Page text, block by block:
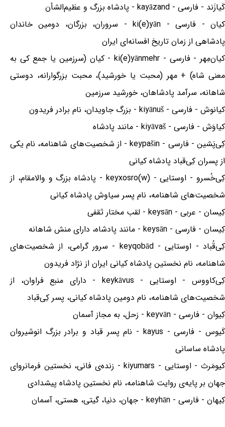
کَیازَند - فارسی - kayāzand - پادشاه بزرگ و عظیم‌الشأن
کیان - فارسی - ki(e)yān - سروران، بزرگان، دومین خاندان
پادشاهی از زمان تاریخ افسانه‌ای ایران
کیان‌مِهر - فارسی - ki(e)yānmehr - کیان (سرزمین یا جمع کی به
معنی شاه) + مهر (محبت یا خورشید)، محبت بزرگوارانه، دوستی
شاهانه، سرآمد پادشاهان، خورشید سرزمین
کیانوش - فارسی - kiyānuš - بزرگ جاویدان، نام برادر فریدون
کیاوَش - فارسی - kiyāvaš - مانند پادشاه
کِی‌پَشین - فارسی - keypašin - از شخصیت‌های شاهنامه، نام یکی
از پسران کِی‌قباد پادشاه کیانی
کِی‌خُسرو - اوستایی - keyxosro(w) - پادشاه بزرگ و والامقام، از
شخصیت‌های شاهنامه، نام پسر سیاوش پادشاه کیانی
کِیسان - عربی - keysān - لقب مختار ثقفی
کِیسان - فارسی - keysān - مانند پادشاه، دارای منش شاهانه
کِی‌قُباد - اوستایی - keyqobād - سرور گرامی، از شخصیت‌های
شاهنامه، نام نخستین پادشاه کیانی ایران از نژاد فریدون
کِی‌کاووس - اوستایی - keykāvus - دارای منبع فراوان، از
شخصیت‌های شاهنامه، نام دومین پادشاه کیانی، پسر کِی‌قباد
کِیوان - فارسی - keyvān - زحل، به مجاز آسمان
کَیوس - فارسی - kayus - نام پسر قباد و برادر بزرگ انوشیروان
پادشاه ساسانی
کیومَرث - اوستایی - kiyumars - زنده‌ی فانی، نخستین فرمانروای
جهان بر پایه‌ی روایت شاهنامه، نام نخستین پادشاه پیشدادی
کِیهان - فارسی - keyhān - جهان، دنیا، گیتی، هستی، آسمان